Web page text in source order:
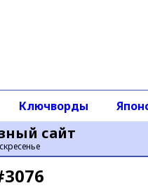
сайт
Ключворды